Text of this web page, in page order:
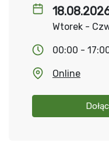
Wtorek -
00:00 -
Online